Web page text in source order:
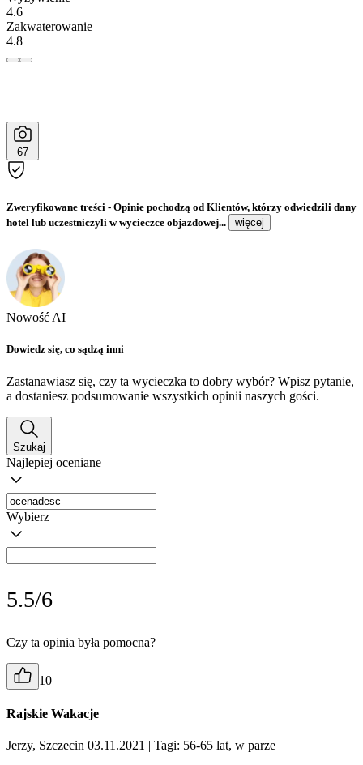
4.6
Zakwaterowanie
4.8
67
Zweryfikowane treści - Opinie pochodzą od Klientów, którzy odwiedzili dany
hotel lub uczestniczyli w wycieczce objazdowej...
więcej
Nowość AI
Dowiedz się, co sądzą inni
Zastanawiasz się, czy ta wycieczka to dobry wybór? Wpisz pytanie,
a dostaniesz podsumowanie wszystkich opinii naszych gości.
Szukaj
Najlepiej oceniane
Wybierz
5.5/6
Czy ta opinia była pomocna?
10
Rajskie Wakacje
Jerzy, Szczecin 03.11.2021 | Tagi: 56-65 lat, w parze